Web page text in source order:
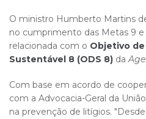
O ministro Humberto Martins
no cumprimento das Metas 9 e
relacionada com o Objetivo
Sustentável 8 (ODS 8) da
Com base em acordo de
com a Advocacia-Geral da
na prevenção de litígios.